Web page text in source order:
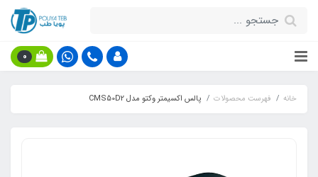
0
خانه فهرست محصولات پالس اکسیمتر وکتو مدل CMS50D2